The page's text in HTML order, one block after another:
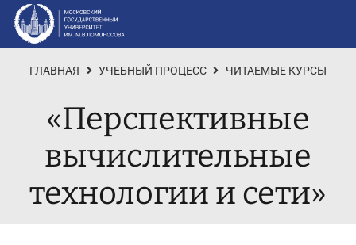
ГЛАВНАЯ УЧЕБНЫЙ ПРОЦЕСС ЧИТАЕМЫЕ КУРСЫ
«Перспективные
вычислительные
технологии и сети»